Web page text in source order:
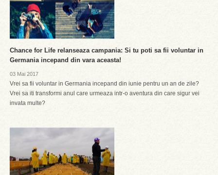
Chance for Life relanseaza campania: Si tu poti sa fii voluntar in
Germania incepand din vara aceasta!
03 Mai 2017
Vrei sa fii voluntar in Germania incepand din iunie pentru un an de zile?
Vrei sa iti transformi anul care urmeaza intr-o aventura din care sigur vei
invata multe?